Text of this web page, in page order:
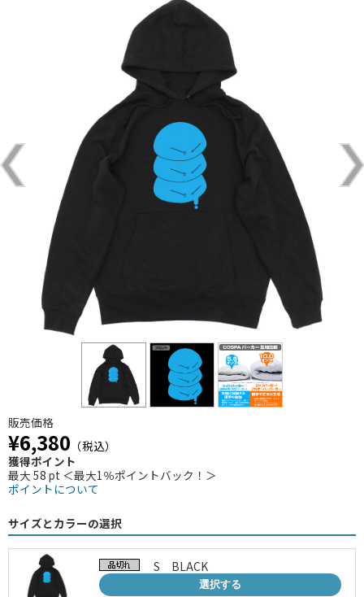
販売価格
¥6,380 （税込）
獲得ポイント
最大 58 pt ＜最大1％ポイントバック！＞
ポイントについて
サイズとカラーの選択
S BLACK
選択する